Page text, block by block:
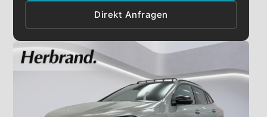
Direkt Anfragen